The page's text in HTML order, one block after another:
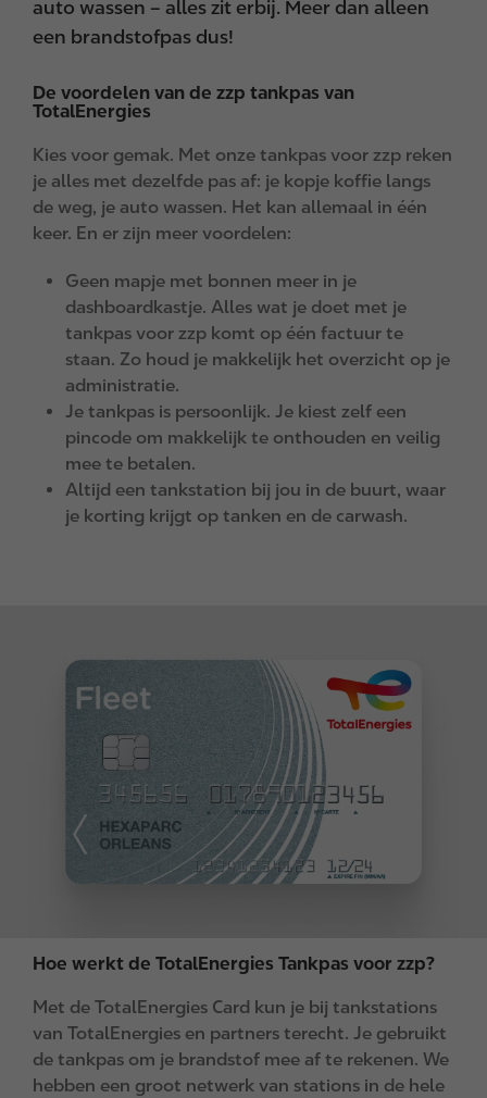
auto wassen – alles zit erbij. Meer dan alleen
een brandstofpas dus!
De voordelen van de zzp tankpas van
TotalEnergies
Kies voor gemak. Met onze tankpas voor zzp reken
je alles met dezelfde pas af: je kopje koffie langs
de weg, je auto wassen. Het kan allemaal in één
keer. En er zijn meer voordelen:
Geen mapje met bonnen meer in je
dashboardkastje. Alles wat je doet met je
tankpas voor zzp komt op één factuur te
staan. Zo houd je makkelijk het overzicht op je
administratie.
Je tankpas is persoonlijk. Je kiest zelf een
pincode om makkelijk te onthouden en veilig
mee te betalen.
Altijd een tankstation bij jou in de buurt, waar
je korting krijgt op tanken en de carwash.
Hoe werkt de TotalEnergies Tankpas voor zzp?
Met de TotalEnergies Card kun je bij tankstations
van TotalEnergies en partners terecht. Je gebruikt
de tankpas om je brandstof mee af te rekenen. We
hebben een groot netwerk van stations in de hele